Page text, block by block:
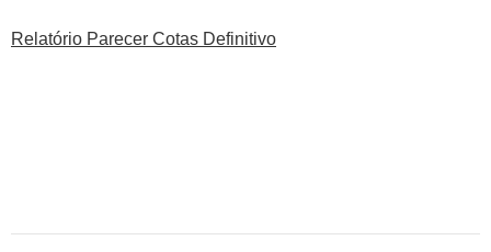
Relatório Parecer Cotas Definitivo